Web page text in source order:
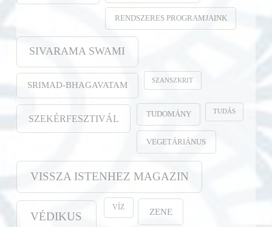
RENDSZERES PROGRAMJAINK
SIVARAMA SWAMI
SRIMAD-BHAGAVATAM SZANSZKRIT
SZEKÉRFESZTIVÁL TUDOMÁNY TUDÁS
VEGETÁRIÁNUS
VISSZA ISTENHEZ MAGAZIN
VÉDIKUS
VÍZ ZENE